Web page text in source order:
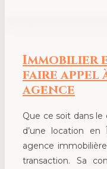
Immobilier
faire appel
agence
Que ce soit dans le
d’une location en
agence
transaction. Sa